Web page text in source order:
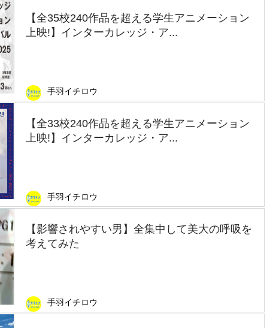
【全35校240作品を超える学生アニメーション
上映!】インターカレッジ・ア...
手羽イチロウ
【全33校240作品を超える学生アニメーション
上映!】インターカレッジ・ア...
手羽イチロウ
【影響されやすい男】全集中して美大の呼吸を
考えてみた
手羽イチロウ